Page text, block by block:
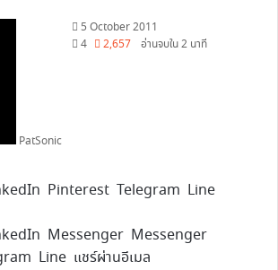
PatSonic
Follow
on
5 October 2011
4
2,657 อ่านจบใน 2 นาที
Pinterest Telegram Line
Messenger Messenger
Line แชร์ผ่านอีเมล